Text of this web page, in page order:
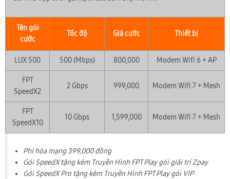
Tên gói
cước
Tốc độ Giá cước Thiết bị
LUX 500 500 (Mbps) 800,000 Modem Wifi 6 + AP
FPT
SpeedX2
2 Gbps 999,000 Modem Wifi 7 + Mesh
FPT
SpeedX10
10 Gbps 1,599,000 Modem Wifi 7 + Mesh
Phí hòa mạng 399,000 đồng
Gói SpeedX tặng kèm Truyền Hình FPT Play gói giải trí Zpay
Gói SpeedX Pro tặng kèm Truyền Hình FPT Play gói VIP